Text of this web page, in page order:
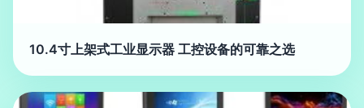
10.4寸上架式工业显示器 工控设备的可靠之选